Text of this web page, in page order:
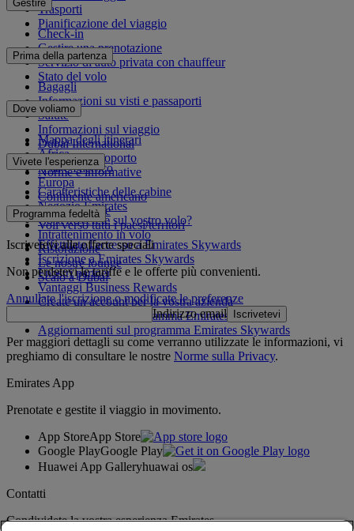
Trasporti
Pianificazione del viaggio
Gestire
Check-in
Gestire una prenotazione
Servizio di auto privata con chauffeur
Stato del volo
Prima della partenza
Bagagli
Informazioni su visti e passaporti
Salute
Informazioni sul viaggio
Dubai International
Da e per l'aeroporto
Norme e informative
Dove voliamo
Mappa degli itinerari
Africa
Asia e Pacifico
Europa
Continente americano
Medio Oriente
Voli verso tutti i paesi/territori
Vivete l'esperienza
Caratteristiche delle cabine
Negozio Emirates
Cosa troverete sul vostro volo?
Intrattenimento in volo
Ristorazione
Le nostre lounge
Scalo a Dubai
Programma fedeltà
Effettuate l'accesso a Emirates Skywards
Iscrizione a Emirates Skywards
I nostri partner
Vantaggi Business Rewards
Create un account per la vostra azienda
Regolamento del programma Emirates Skywards
Aggiornamenti sul programma Emirates Skywards
Iscrivetevi alle offerte speciali
Non perdetevi le tariffe e le offerte più convenienti.
Annullate l'iscrizione o modificate le preferenze
Indirizzo email
Iscrivetevi
Per maggiori dettagli su come verranno utilizzate le informazioni, vi
preghiamo di consultare le nostre Norme sulla Privacy.
Emirates App
Prenotate e gestite il viaggio in movimento.
App StoreApp Store
Google PlayGoogle Play
Huawei App Galleryhuawai os
Contatti
Condividete la vostra esperienza Emirates.